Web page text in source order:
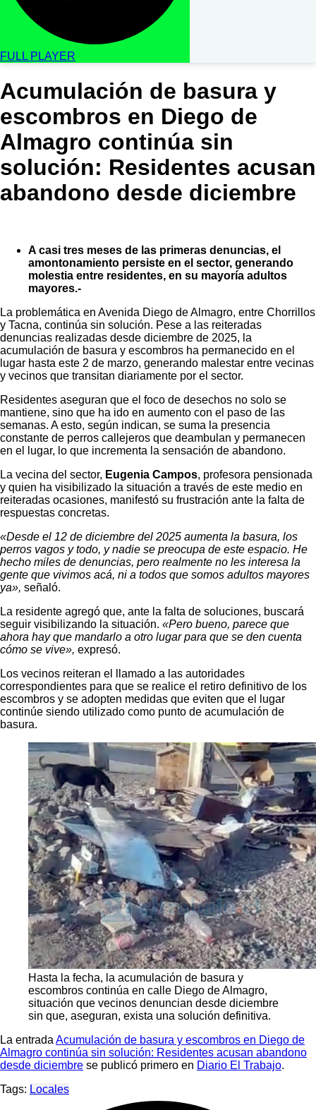
FULL PLAYER
Acumulación de basura y
escombros en Diego de
Almagro continúa sin
solución: Residentes acusan
abandono desde diciembre
A casi tres meses de las primeras denuncias, el
amontonamiento persiste en el sector, generando
molestia entre residentes, en su mayoría adultos
mayores.-
La problemática en Avenida Diego de Almagro, entre Chorrillos
y Tacna, continúa sin solución. Pese a las reiteradas
denuncias realizadas desde diciembre de 2025, la
acumulación de basura y escombros ha permanecido en el
lugar hasta este 2 de marzo, generando malestar entre vecinas
y vecinos que transitan diariamente por el sector.
Residentes aseguran que el foco de desechos no solo se
mantiene, sino que ha ido en aumento con el paso de las
semanas. A esto, según indican, se suma la presencia
constante de perros callejeros que deambulan y permanecen
en el lugar, lo que incrementa la sensación de abandono.
La vecina del sector, Eugenia Campos, profesora pensionada
y quien ha visibilizado la situación a través de este medio en
reiteradas ocasiones, manifestó su frustración ante la falta de
respuestas concretas.
«Desde el 12 de diciembre del 2025 aumenta la basura, los
perros vagos y todo, y nadie se preocupa de este espacio. He
hecho miles de denuncias, pero realmente no les interesa la
gente que vivimos acá, ni a todos que somos adultos mayores
ya», señaló.
La residente agregó que, ante la falta de soluciones, buscará
seguir visibilizando la situación. «Pero bueno, parece que
ahora hay que mandarlo a otro lugar para que se den cuenta
cómo se vive», expresó.
Los vecinos reiteran el llamado a las autoridades
correspondientes para que se realice el retiro definitivo de los
escombros y se adopten medidas que eviten que el lugar
continúe siendo utilizado como punto de acumulación de
basura.
Hasta la fecha, la acumulación de basura y
escombros continúa en calle Diego de Almagro,
situación que vecinos denuncian desde diciembre
sin que, aseguran, exista una solución definitiva.
La entrada Acumulación de basura y escombros en Diego de
Almagro continúa sin solución: Residentes acusan abandono
desde diciembre se publicó primero en Diario El Trabajo.
Tags: Locales